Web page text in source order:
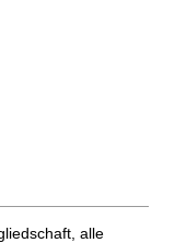
alle